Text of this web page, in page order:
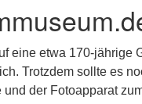
eine etwa 170-jährige
Trotzdem sollte es
der Fotoapparat